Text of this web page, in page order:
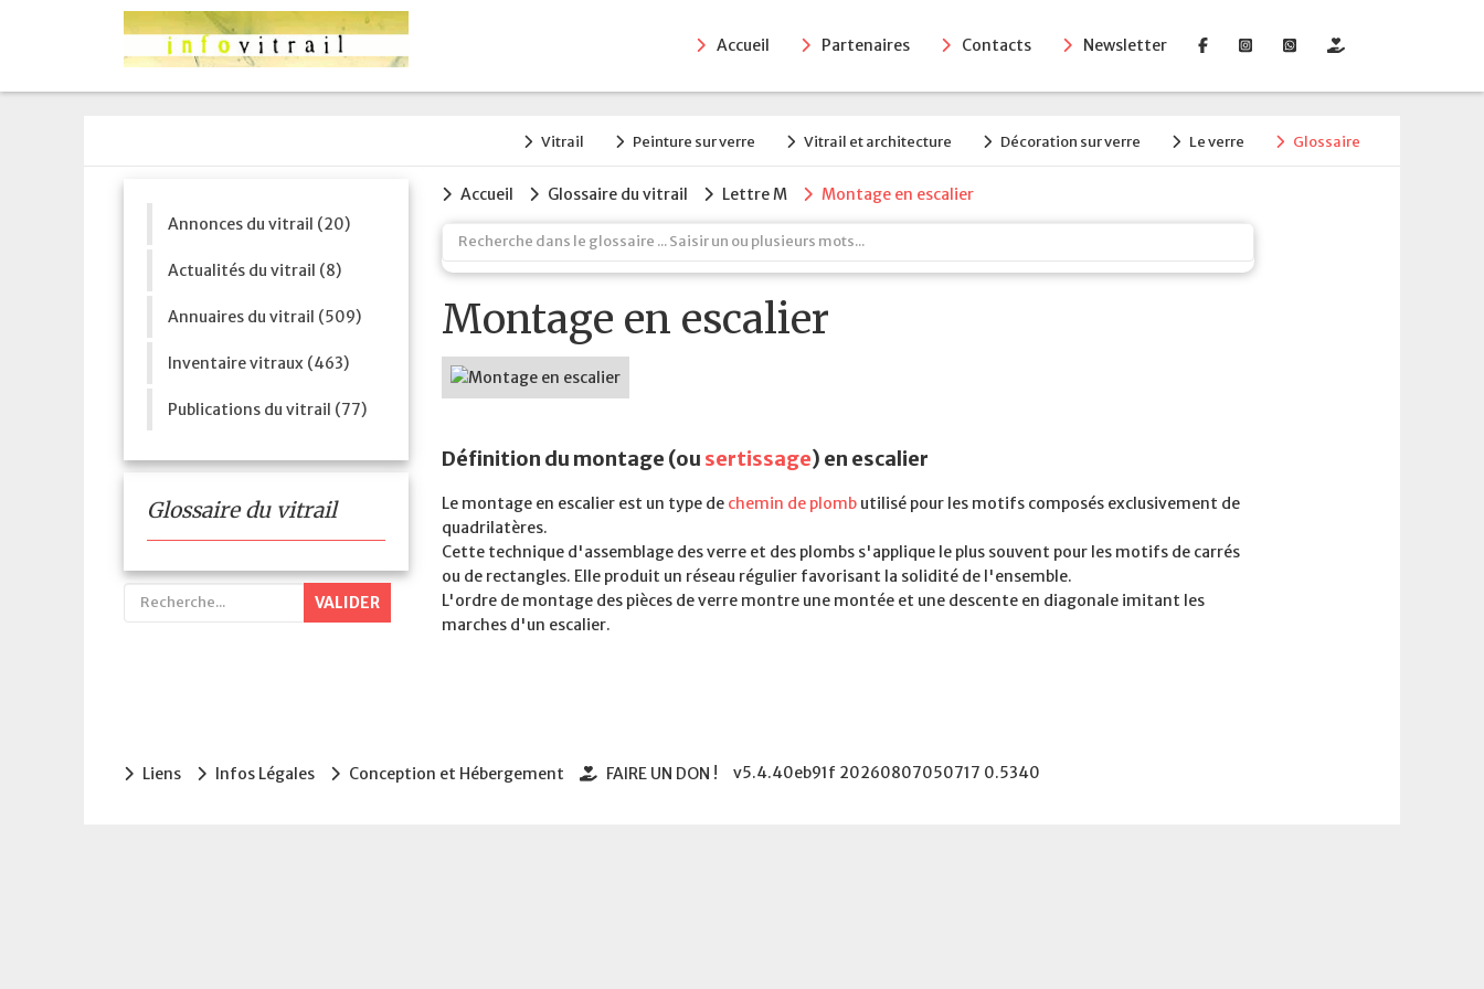
Vitrail Peinture sur verre Vitrail et architecture Décoration sur verre Le verre Glossaire
Accueil Partenaires Contacts Newsletter
Annonces du vitrail (20)
Actualités du vitrail (8)
Annuaires du vitrail (509)
Inventaire vitraux (463)
Publications du vitrail (77)
Glossaire du vitrail
VALIDER
Accueil Glossaire du vitrail Lettre M Montage en escalier
Montage en escalier
Définition du montage (ou sertissage) en escalier
Le montage en escalier est un type de chemin de plombutilisé pour les motifs composés exclusivement de
quadrilatères.
Cette technique d'assemblage des verre et des plombs s'applique le plus souvent pour les motifs de carrés
ou de rectangles. Elle produit un réseau régulier favorisant la solidité de l'ensemble.
L'ordre de montage des pièces de verre montre une montée et une descente en diagonale imitant les
marches d'un escalier.
Liens Infos Légales Conception et Hébergement FAIRE UN DON ! v5.4.40eb91f 20260807050717 0.5340